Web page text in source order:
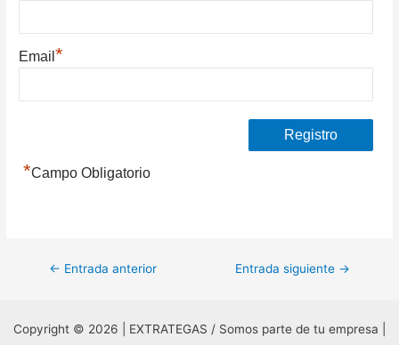
Email*
*Campo Obligatorio
Navegación
entradas
← Entrada anterior Entrada siguiente →
Copyright © 2026 | EXTRATEGAS / Somos parte de tu empresa |